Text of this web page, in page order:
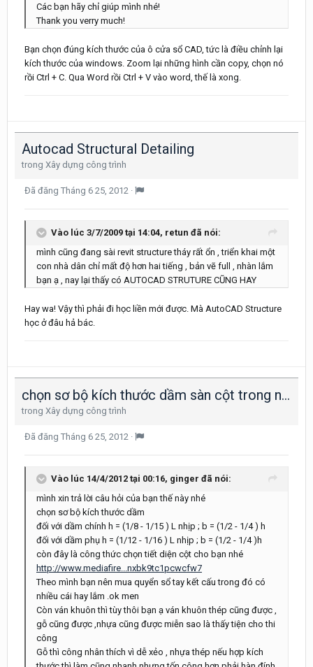
Các bạn hãy chỉ giúp mình nhé!
Thank you verry much!
Bạn chọn đúng kích thước của ô cửa sổ CAD, tức là điều chỉnh lại
kích thước của windows. Zoom lại những hình cần copy, chọn nó
rồi Ctrl + C. Qua Word rồi Ctrl + V vào word, thế là xong.
Autocad Structural Detailing
trong Xây dựng công trình
Đã đăng Tháng 6 25, 2012 ·
Vào lúc 3/7/2009 tại 14:04, retun đã nói:
mình cũng đang sài revit structure tháy rất ổn , triển khai một
con nhà dân chỉ mất độ hơn hai tiếng , bản vẽ full , nhàn lắm
bạn ạ , nay lại thấy có AUTOCAD STRUTURE CŨNG HAY
Hay wa! Vậy thì phải đi học liền mới được. Mà AutoCAD Structure
học ở đâu hả bác.
chọn sơ bộ kích thước dầm sàn cột trong nhà
trong Xây dựng công trình
Đã đăng Tháng 6 25, 2012 ·
Vào lúc 14/4/2012 tại 00:16, ginger đã nói:
mình xin trả lời câu hỏi của bạn thế này nhé
chọn sơ bộ kích thước dầm
đối với dầm chính h = (1/8 - 1/15 ) L nhịp ; b = (1/2 - 1/4 ) h
đối với dầm phụ h = (1/12 - 1/16 ) L nhịp ; b = (1/2 - 1/4 )h
còn đây là công thức chọn tiết diện cột cho bạn nhé
http://www.mediafire...nxbk9tc1pcwcfw7
Theo mình bạn nên mua quyển sổ tay kết cấu trong đó có
nhiều cái hay lắm .ok men
Còn ván khuôn thì tùy thôi bạn ạ ván khuôn thép cũng được ,
gỗ cũng được ,nhựa cũng được miễn sao là thấy tiện cho thi
công
Gỗ thì công nhân thích vì dễ xẻo , nhựa thép nếu hợp kích